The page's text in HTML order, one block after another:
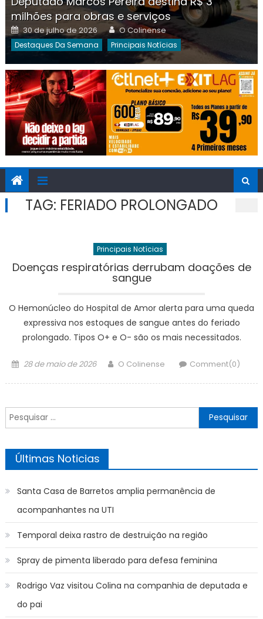
milhões para obras e serviços
Posted
on
30 de julho de 2026 Author
O Colinense
Destaques Da Semana Principais Notícias
TAG: FERIADO PROLONGADO
Principais Notícias
Doenças respiratórias derrubam doações de
sangue
O Hemonúcleo do Hospital de Amor alerta para uma queda
expressiva nos estoques de sangue antes do feriado
prolongado. Tipos O+ e O- são os mais necessitados.
Posted
28 de maio de 2026 Author
O Colinense Comment(0)
Pesquisar
por:
Últimas Noticias
Santa Casa de Barretos amplia permanência de
acompanhantes na UTI
Temporal deixa rastro de destruição na região
Spray de pimenta liberado para defesa feminina
Rodrigo Vaz visitou Colina na companhia de deputada e
do pai